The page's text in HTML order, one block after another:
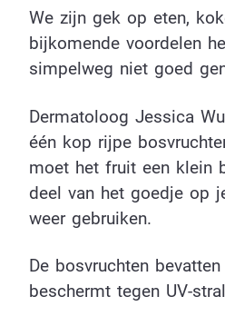
We zijn gek op eten,
bijkomende voordelen
simpelweg niet goed
Dermatoloog Jessica
één kop rijpe
moet het fruit een klein
deel van het goedje op
weer gebruiken.
De bosvruchten
beschermt tegen UV-